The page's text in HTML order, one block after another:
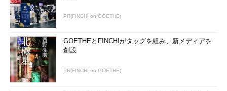
PR(FINCHI on GOETHE)
GOETHEとFINCHIがタッグを組み、新メディアを
創設
PR(FINCHI on GOETHE)